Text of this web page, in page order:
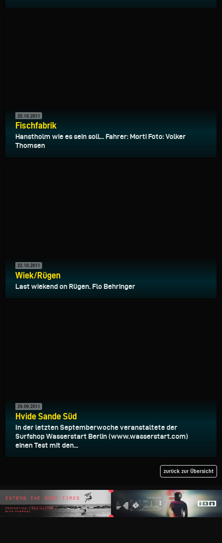
20.10.2011
Fischfabrik
Hanstholm wie es sein soll... Fahrer: Morti Foto: Volker
Thomsen
22.10.2011
Wiek/Rügen
Last wiekend on Rügen. Flo Behringer
29.09.2011
Hvide Sande Süd
In der letzten Septemberwoche veranstaltete der
Surfshop Wasserstart Berlin (www.wasserstart.com)
einen Test mit den...
zurück zur Übersicht